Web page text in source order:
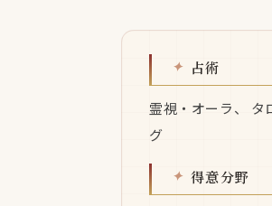
占術
霊視・オーラ、 タ
グ
得意分野